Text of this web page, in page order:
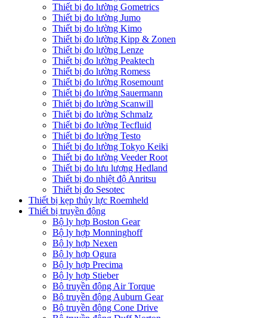
Thiết bị đo lường Gometrics
Thiết bị đo lường Jumo
Thiết bị đo lường Kimo
Thiết bị đo lường Kipp & Zonen
Thiết bị đo lường Lenze
Thiết bị đo lường Peaktech
Thiết bị đo lường Romess
Thiết bị đo lường Rosemount
Thiết bị đo lường Sauermann
Thiết bị đo lường Scanwill
Thiết bị đo lường Schmalz
Thiết bị đo lường Tecfluid
Thiết bị đo lường Testo
Thiết bị đo lường Tokyo Keiki
Thiết bị đo lường Veeder Root
Thiết bị đo lưu lượng Hedland
Thiết bị đo nhiệt độ Anritsu
Thiết bị đo Sesotec
Thiết bị kẹp thủy lực Roemheld
Thiết bị truyền động
Bộ ly hợp Boston Gear
Bộ ly hợp Monninghoff
Bộ ly hợp Nexen
Bộ ly hợp Ogura
Bộ ly hợp Precima
Bộ ly hợp Stieber
Bộ truyền động Air Torque
Bộ truyền động Auburn Gear
Bộ truyền động Cone Drive